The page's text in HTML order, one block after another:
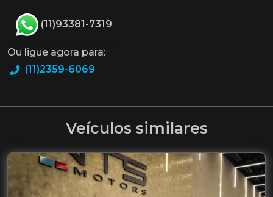
(11)93381-7319
Ou ligue agora para:
(11)2359-6069
Veículos similares